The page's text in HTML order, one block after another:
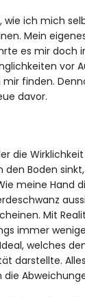
wie ich mich
Mein
es mir doch
vor
mir finden.
davor.
die
den Boden
meine Hand
Mit
immer
welches
darstellte.
die